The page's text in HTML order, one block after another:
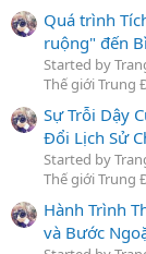
Quá trình
ruộng" đến
Started by
Thế giới Trung
Sự Trỗi Dậy
Đổi Lịch Sử
Started by
Thế giới Trung
Hành Trình
và Bước